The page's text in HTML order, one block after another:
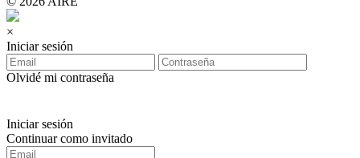
×
Iniciar sesión
Olvidé mi contraseña
Iniciar sesión
Continuar como invitado